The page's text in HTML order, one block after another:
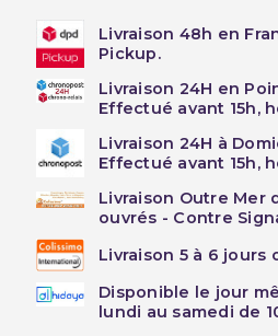
Livraison 48h en
Pickup.
Livraison 24H en
Effectué avant 15h,
Livraison 24H à
Effectué avant 15h,
Livraison Outre Mer
ouvrés - Contre
Livraison 5 à 6 jours
Disponible le jour
lundi au samedi de